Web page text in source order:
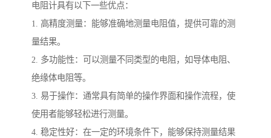
电阻计具有以下一些优点：
1. 高精度测量：能够准确地测量电阻值，提供可靠的测
量结果。
2. 多功能性：可以测量不同类型的电阻，如导体电阻、
绝缘体电阻等。
3. 易于操作：通常具有简单的操作界面和操作流程，使
使用者能够轻松进行测量。
4. 稳定性好：在一定的环境条件下，能够保持测量结果